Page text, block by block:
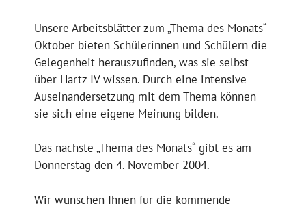
Unsere Arbeitsblätter zum „Thema des Monats“
Oktober bieten Schülerinnen und Schülern die
Gelegenheit herauszufinden, was sie selbst
über Hartz IV wissen. Durch eine intensive
Auseinandersetzung mit dem Thema können
sie sich eine eigene Meinung bilden.
Das nächste „Thema des Monats“ gibt es am
Donnerstag den 4. November 2004.
Wir wünschen Ihnen für die kommende